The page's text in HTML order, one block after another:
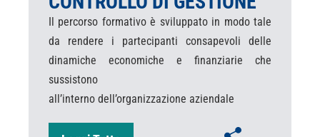
Il percorso formativo è sviluppato in modo tale
da rendere i partecipanti consapevoli delle
dinamiche economiche e finanziarie che
sussistono
all’interno dell’organizzazione aziendale